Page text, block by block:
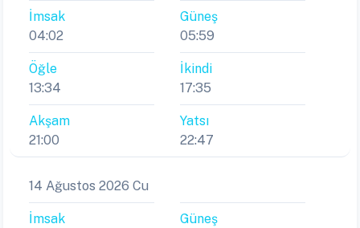
İmsak
04:02
Güneş
05:59
Öğle
13:34
İkindi
17:35
Akşam
21:00
Yatsı
22:47
14 Ağustos 2026 Cu
İmsak
Güneş